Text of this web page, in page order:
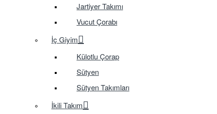
Jartiyer Takımı
Vucut Çorabı
İç Giyim
Külotlu Çorap
Sütyen
Sütyen Takımları
İkili Takım